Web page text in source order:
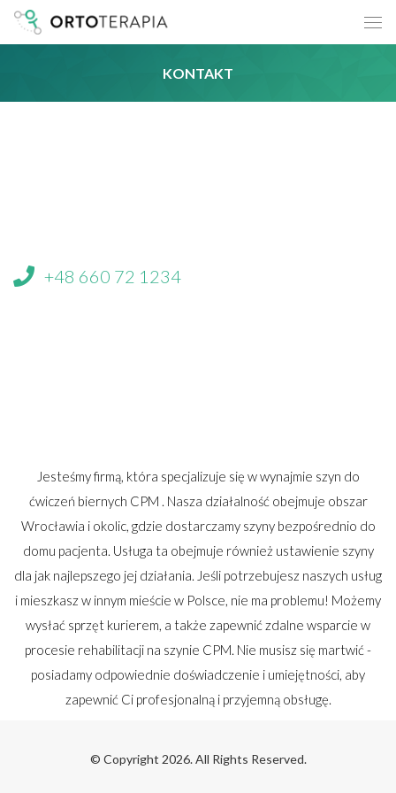
KONTAKT
+48 660 72 1234
Jesteśmy firmą, która specjalizuje się w wynajmie szyn do
ćwiczeń biernych CPM . Nasza działalność obejmuje obszar
Wrocławia i okolic, gdzie dostarczamy szyny bezpośrednio do
domu pacjenta. Usługa ta obejmuje również ustawienie szyny
dla jak najlepszego jej działania. Jeśli potrzebujesz naszych usług
i mieszkasz w innym mieście w Polsce, nie ma problemu! Możemy
wysłać sprzęt kurierem, a także zapewnić zdalne wsparcie w
procesie rehabilitacji na szynie CPM. Nie musisz się martwić -
posiadamy odpowiednie doświadczenie i umiejętności, aby
zapewnić Ci profesjonalną i przyjemną obsługę.
© Copyright 2026. All Rights Reserved.